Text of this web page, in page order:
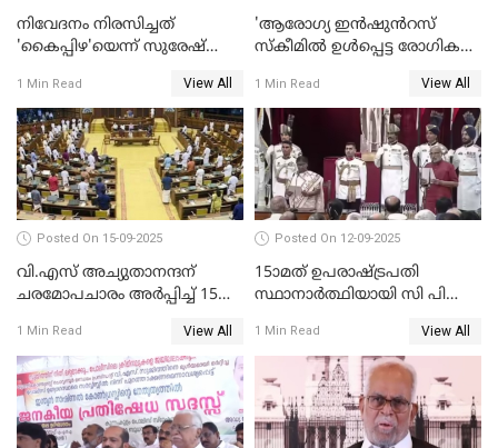
നിവേദനം നിരസിച്ചത്
'കൈപ്പിഴ'യെന്ന് സുരേഷ്
1 Min Read View All
'ആരോഗ്യ ഇൻഷുൻറസ്
സ്കീമിൽ ഉൾപ്പെട്ട രോഗികൾ
വാങ്ങി നൽകേണ്ട സാഹചര്യം
ഇല്ല'; വീണ ജോർജ് WATCH
VIDEO
1 Min Read View All
Posted On 15-09-2025
വി.എസ് അച്യുതാനന്ദന്
ചരമോപചാരം അർപ്പിച്ച് 15-ാം
സമ്മേളനത്തിന് തുടക്കം
WATCH VIDEO
1 Min Read View All
Posted On 12-09-2025
15ാമത് ഉപരാഷ്ട്രപതി
സ്ഥാനാര്‍ത്ഥിയായി സി പി
സത്യപ്രതിജ്ഞ ചെയ്തു
WATCH VIDEO
1 Min Read View All